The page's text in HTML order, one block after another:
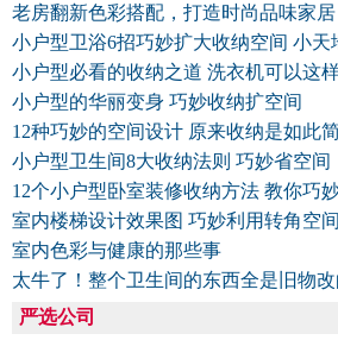
老房翻新色彩搭配，打造时尚品味家居
小户型卫浴6招巧妙扩大收纳空间 小天
小户型必看的收纳之道 洗衣机可以这
小户型的华丽变身 巧妙收纳扩空间
12种巧妙的空间设计 原来收纳是如此
小户型卫生间8大收纳法则 巧妙省空间
12个小户型卧室装修收纳方法 教你巧
室内楼梯设计效果图 巧妙利用转角空间
室内色彩与健康的那些事
太牛了！整个卫生间的东西全是旧物
严选公司